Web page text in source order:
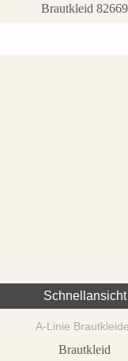
Brautkleid 82669
Schnellansicht
A-Linie
Brautkleid